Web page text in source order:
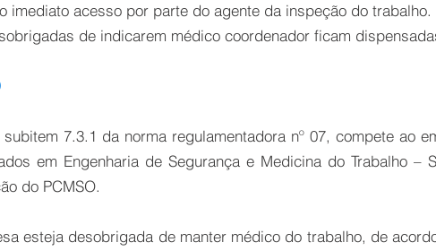
imediato acesso por parte do agente da inspeção do trabalho.
de indicarem médico coordenador ficam
7.3.1 da norma regulamentadora nº 07, compete ao
em Engenharia de Segurança e Medicina do Trabalho –
do PCMSO.
esteja desobrigada de manter médico do trabalho, de